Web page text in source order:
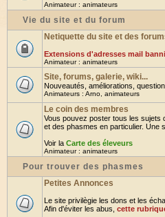
Animateur : animateurs
Vie du site et du forum
Netiquette du site et des
Extensions d'adresses mail
Animateur : animateurs
Site, forums, galerie, wiki...
Nouveautés, améliorations,
Animateurs : Arno animateurs
Le coin des membres
Vous pouvez poster tous les sujets
et des phasmes en particulier. Une
Voir la Carte des éleveurs
Animateur : animateurs
Pour trouver des phasmes
Petites Annonces
Le site privilègie les dons et les
Afin d'éviter les abus, cette